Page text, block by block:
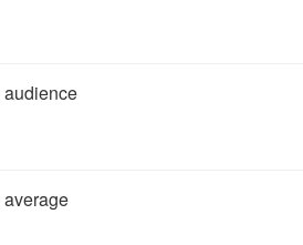
audience
average